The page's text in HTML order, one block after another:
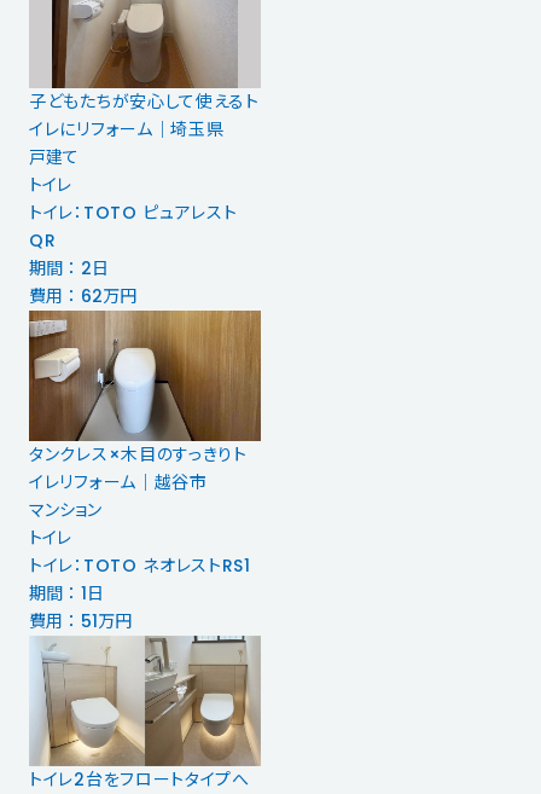
子どもたちが安心して使えるト
イレにリフォーム｜埼玉県
戸建て
トイレ
トイレ：TOTO ピュアレスト
QR
期間 ： 2日
費用 ： 62万円
タンクレス×木目のすっきりト
イレリフォーム｜越谷市
マンション
トイレ
トイレ：TOTO ネオレストRS1
期間 ： 1日
費用 ： 51万円
トイレ2台をフロートタイプへ